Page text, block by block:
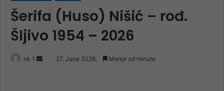
Šerifa (Huso) Nišić – rođ.
Šljivo 1954 – 2026
nk 1
Send 27. Juna 2026. Manje od minute